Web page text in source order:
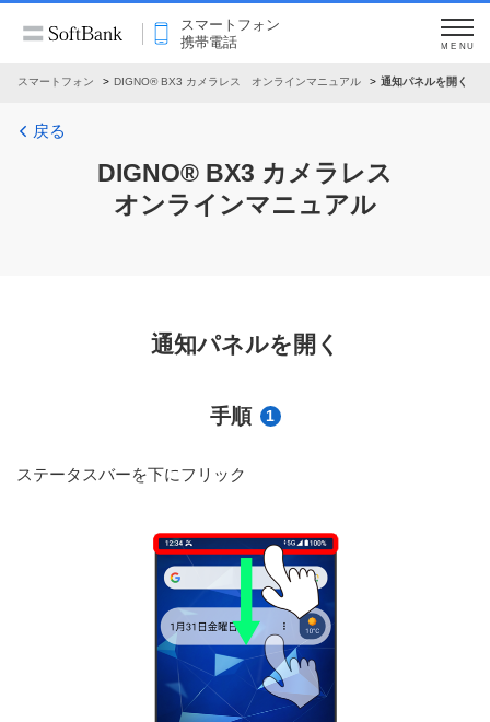
スマートフォン
携帯電話
MENU
スマートフォン DIGNO® BX3 カメラレス オンラインマニュアル 通知パネルを開く
戻る
DIGNO® BX3 カメラレス
オンラインマニュアル
通知パネルを開く
手順 1
ステータスバーを下にフリック